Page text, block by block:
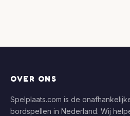
OVER ONS
Spelplaats.com is de
bordspellen in Nederland. Wij